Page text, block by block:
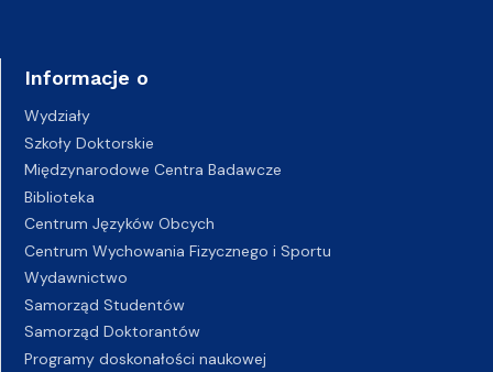
Informacje o
Wydziały
Szkoły Doktorskie
Międzynarodowe Centra Badawcze
Biblioteka
Centrum Języków Obcych
Centrum Wychowania Fizycznego i Sportu
Wydawnictwo
Samorząd Studentów
Samorząd Doktorantów
Programy doskonałości naukowej